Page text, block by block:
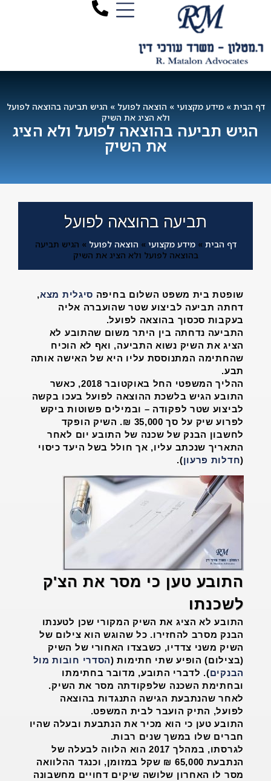
דף הבית »מידע מקצועי » הוצאה לפועל » הגיש תביעה בהוצאה לפועל
ולא הציג את השיק
הגיש תביעה בהוצאה לפועל ולא הציג
את השיק
תביעה בהוצאה לפועל
דף הבית »מידע מקצועי » הוצאה לפועל » הגיש תביעה
בהוצאה לפועל ולא הציג את השיק
שופטת בית משפט השלום בחיפה סיגלית מצא,
דחתה תביעה לביצוע שטר שהועברה אליה
בעקבות סכסוך בהוצאה לפועל.
התביעה נדחתה בין היתר משום שהתובע לא
הציג את השיק נשוא התביעה, ואף לא הוכיח
שהחתימה המתנוססת עליו היא של האישה אותה
תבע.
ההליך המשפטי החל באוקטובר 2018, כאשר
התובע הגיש בלשכת ההוצאה לפועל בעכו בקשה
לביצוע שטר לפקודה – ובמילים פשוטות ביקש
לפרוע שיק על סך 35,000 ₪. השיק הופקד
לחשבון הבנק של שכנה של התובע יום לאחר
התאריך שנכתב עליו, אך חולל בשל היעד כיסוי
(חדלות פרעון).
התובע טען כי מסר את הצ'ק
לשכנתו
התובע לא הציג את השיק המקורי שכן לטענתו
הבנק מסרב להחזירו. כל שהוגש הוא צילום של
השיק משני צדדיו, כשבצדו האחורי של השיק
(בצילום) הופיע שתי חתימות (הסדרי חובות מול
הבנקים). לדברי התובע, מדובר בחתימתו
ובחתימת השכנה שלפקודתה מסר את השיק.
לאחר שהנתבעת הגישה התנגדות בהוצאה
לפועל, התיק הועבר לבית המשפט.
התובע טען כי הוא מכיר את הנתבעת ובעלה שהיו
חברים שלו במשך שנים רבות.
לגרסתו, במהלך 2017 הוא הלווה לבעלה של
הנתבעת 65,000 ₪ שקל במזומן, וכנגד ההלוואה
מסר לו האחרון שלושה שיקים דחויים מחשבונה